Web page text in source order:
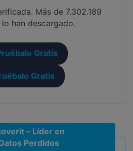
Más de 7.302.189
lo han descargado.
Gratis
Gratis
– Líder en
Perdidos